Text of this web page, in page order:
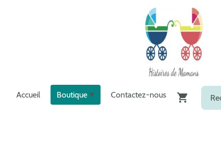
Accueil Boutique Contactez-nous